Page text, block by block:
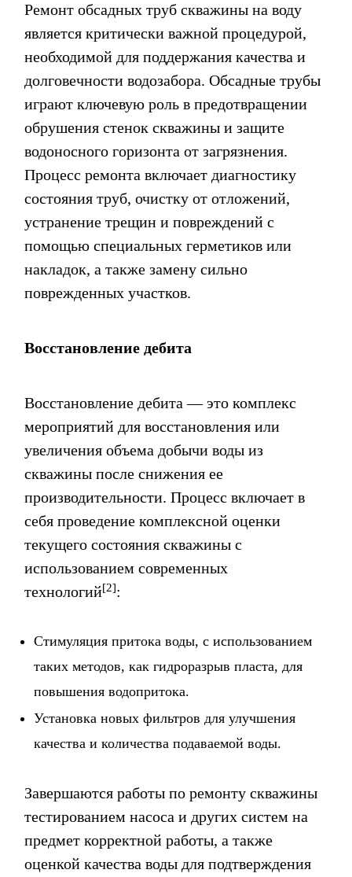
Ремонт обсадных труб скважины на воду
является критически важной процедурой,
необходимой для поддержания качества и
долговечности водозабора. Обсадные трубы
играют ключевую роль в предотвращении
обрушения стенок скважины и защите
водоносного горизонта от загрязнения.
Процесс ремонта включает диагностику
состояния труб, очистку от отложений,
устранение трещин и повреждений с
помощью специальных герметиков или
накладок, а также замену сильно
поврежденных участков.
Восстановление дебита
Восстановление дебита — это комплекс
мероприятий для восстановления или
увеличения объема добычи воды из
скважины после снижения ее
производительности. Процесс включает в
себя проведение комплексной оценки
текущего состояния скважины с
использованием современных
технологий[2]:
Стимуляция притока воды, с использованием
таких методов, как гидроразрыв пласта, для
повышения водопритока.
Установка новых фильтров для улучшения
качества и количества подаваемой воды.
Завершаются работы по ремонту скважины
тестированием насоса и других систем на
предмет корректной работы, а также
оценкой качества воды для подтверждения